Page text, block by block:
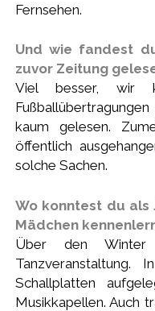
Fernsehen.
Und wie fandest
zuvor Zeitung
Viel besser, wir
kaum gelesen.
öffentlich
solche Sachen.
Wo konntest du als
Mädchen
Über den
Tanzveranstaltung.
Schallplatten
Musikkapellen. Auch